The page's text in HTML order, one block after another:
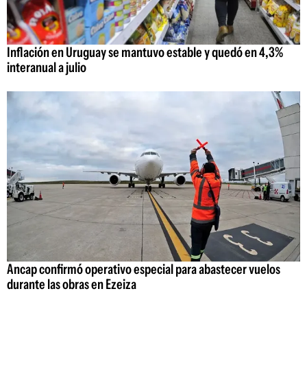
Inflación en Uruguay se mantuvo estable y quedó en 4,3%
interanual a julio
Ancap confirmó operativo especial para abastecer vuelos
durante las obras en Ezeiza